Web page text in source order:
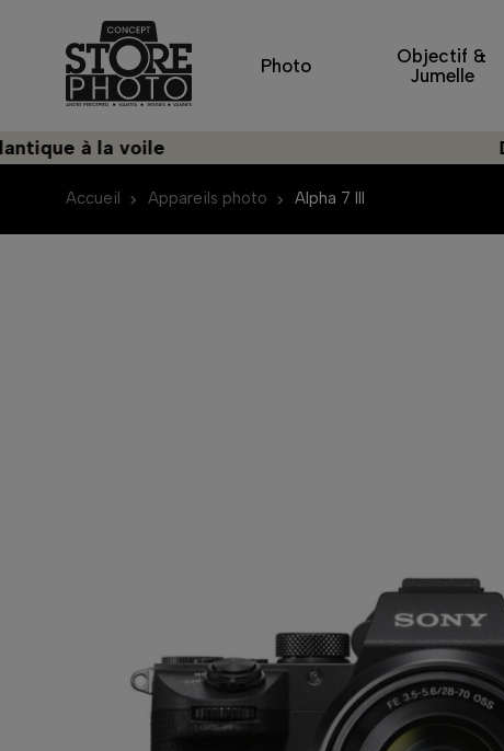
Photo
Objectif &
Jumelle
à la voile
Accueil Appareils photo Alpha 7 III